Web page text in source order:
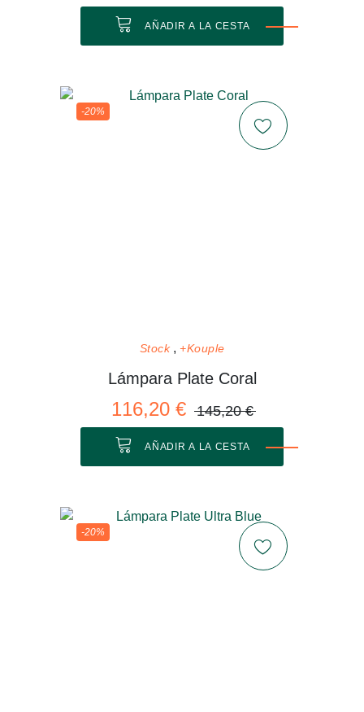
AÑADIR A LA CESTA
-20%
Stock +Kouple
Lámpara Plate Coral
116,20 € 145,20 €
AÑADIR A LA CESTA
-20%